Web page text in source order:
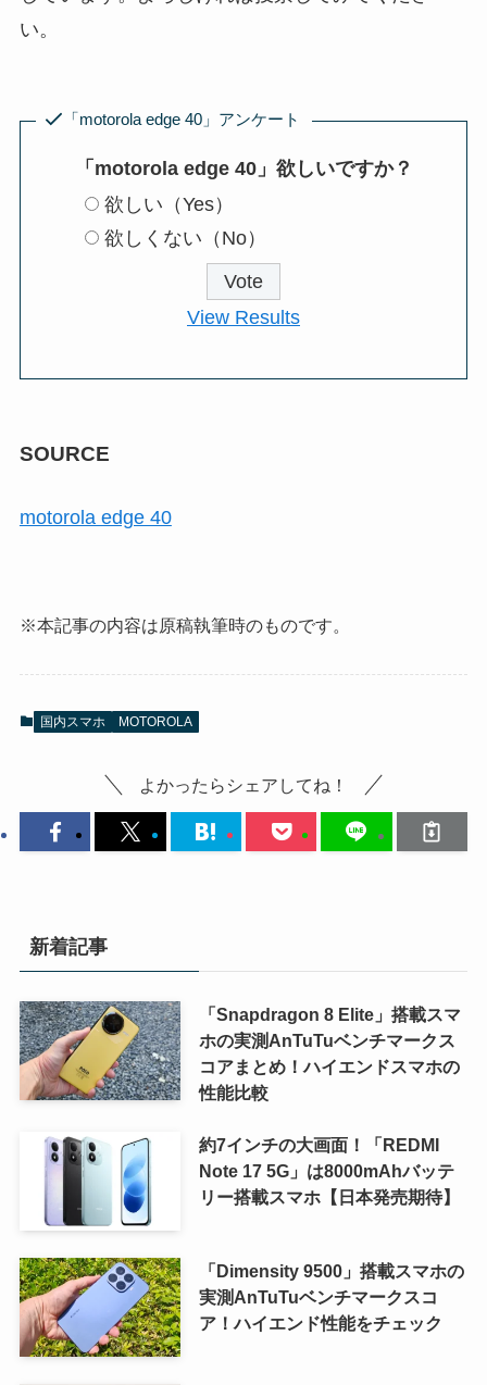
い。
「motorola edge 40」アンケート
「motorola edge 40」欲しいですか？
欲しい（Yes）
欲しくない（No）
View Results
SOURCE
motorola edge 40
※本記事の内容は原稿執筆時のものです。
国内スマホ MOTOROLA
よかったらシェアしてね！
新着記事
「Snapdragon 8 Elite」搭載スマ
ホの実測AnTuTuベンチマークス
コアまとめ！ハイエンドスマホの
性能比較
約7インチの大画面！「REDMI
Note 17 5G」は8000mAhバッテ
リー搭載スマホ【日本発売期待】
「Dimensity 9500」搭載スマホの
実測AnTuTuベンチマークスコ
ア！ハイエンド性能をチェック